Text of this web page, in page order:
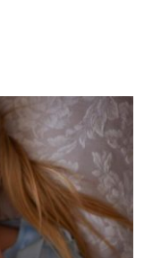
Nedir?